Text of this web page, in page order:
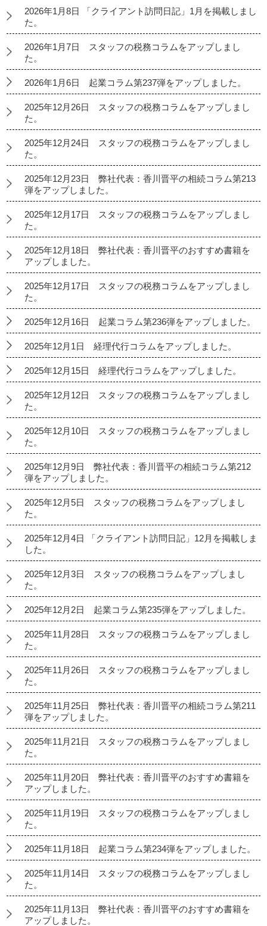
2026年1月8日 「クライアント訪問日記」1月を掲載しまし
た。
2026年1月7日 スタッフの税務コラムをアップしまし
た。
2026年1月6日 起業コラム第237弾をアップしました。
2025年12月26日 スタッフの税務コラムをアップしまし
た。
2025年12月24日 スタッフの税務コラムをアップしまし
た。
2025年12月23日 弊社代表：香川晋平の相続コラム第213
弾をアップしました。
2025年12月17日 スタッフの税務コラムをアップしまし
た。
2025年12月18日 弊社代表：香川晋平のおすすめ書籍を
アップしました。
2025年12月17日 スタッフの税務コラムをアップしまし
た。
2025年12月16日 起業コラム第236弾をアップしました。
2025年12月1日 経理代行コラムをアップしました。
2025年12月15日 経理代行コラムをアップしました。
2025年12月12日 スタッフの税務コラムをアップしまし
た。
2025年12月10日 スタッフの税務コラムをアップしまし
た。
2025年12月9日 弊社代表：香川晋平の相続コラム第212
弾をアップしました。
2025年12月5日 スタッフの税務コラムをアップしまし
た。
2025年12月4日 「クライアント訪問日記」12月を掲載しま
した。
2025年12月3日 スタッフの税務コラムをアップしまし
た。
2025年12月2日 起業コラム第235弾をアップしました。
2025年11月28日 スタッフの税務コラムをアップしまし
た。
2025年11月26日 スタッフの税務コラムをアップしまし
た。
2025年11月25日 弊社代表：香川晋平の相続コラム第211
弾をアップしました。
2025年11月21日 スタッフの税務コラムをアップしまし
た。
2025年11月20日 弊社代表：香川晋平のおすすめ書籍を
アップしました。
2025年11月19日 スタッフの税務コラムをアップしまし
た。
2025年11月18日 起業コラム第234弾をアップしました。
2025年11月14日 スタッフの税務コラムをアップしまし
た。
2025年11月13日 弊社代表：香川晋平のおすすめ書籍を
アップしました。